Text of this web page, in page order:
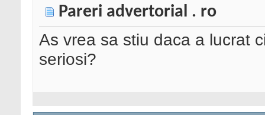
Pareri advertorial . ro
As vrea sa stiu daca a lucrat
seriosi?